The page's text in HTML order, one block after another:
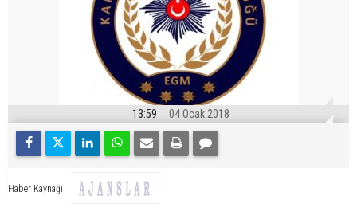
13:59 04 Ocak 2018
Haber Kaynağı